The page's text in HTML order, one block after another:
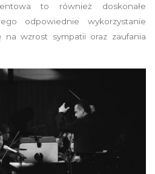
to również doskonałe
odpowiednie wykorzystanie
na wzrost sympatii oraz zaufania